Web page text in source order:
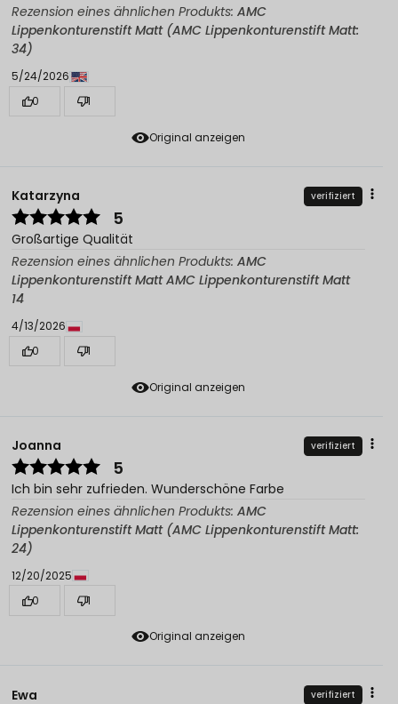
Original anzeigen
Rezension eines ähnlichen Produkts: AMC
Lippenkonturenstift Matt (AMC Lippenkonturenstift Matt:
34)
5/24/2026
0
1
Original anzeigen
Katarzyna verifiziert
5
Großartige Qualität
Rezension eines ähnlichen Produkts: AMC
Lippenkonturenstift Matt AMC Lippenkonturenstift Matt
14
4/13/2026
0
1
Original anzeigen
Joanna verifiziert
5
Ich bin sehr zufrieden. Wunderschöne Farbe
Rezension eines ähnlichen Produkts: AMC
Lippenkonturenstift Matt (AMC Lippenkonturenstift Matt:
24)
12/20/2025
0
1
Ewa verifiziert